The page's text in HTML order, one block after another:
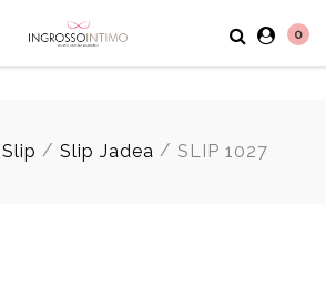
0
Slip / Slip Jadea / SLIP 1027